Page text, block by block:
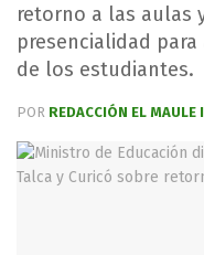
retorno a las aulas
presencialidad
de los estudiantes.
POR REDACCIÓN EL MAULE